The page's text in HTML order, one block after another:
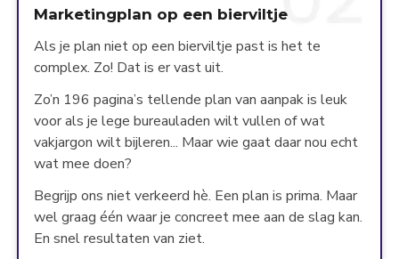
Marketingplan op een bierviltje
Als je plan niet op een bierviltje past is het te
complex. Zo! Dat is er vast uit.
Zo’n 196 pagina’s tellende plan van aanpak is leuk
voor als je lege bureauladen wilt vullen of wat
vakjargon wilt bijleren... Maar wie gaat daar nou echt
wat mee doen?
Begrijp ons niet verkeerd hè. Een plan is prima. Maar
wel graag één waar je concreet mee aan de slag kan.
En snel resultaten van ziet.